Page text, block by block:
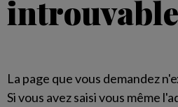
introuvable
La page que vous demandez
Si vous avez saisi vous même